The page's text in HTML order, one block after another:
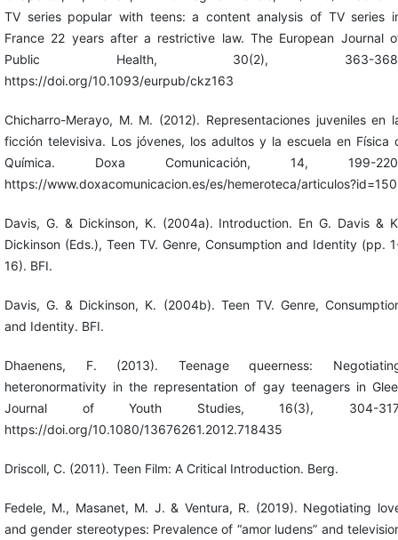
TV series popular with teens: a content analysis of TV series
France 22 years after a restrictive law. The European Journal
Public Health, 30(2), 363-
https://doi.org/10.1093/eurpub/ckz163
Chicharro-Merayo, M. M. (2012). Representaciones juveniles en
ficción televisiva. Los jóvenes, los adultos y la escuela en Física
Química. Doxa Comunicación, 14, 199-
https://www.doxacomunicacion.es/es/hemeroteca/articulos?id=150
Davis, G. & Dickinson, K. (2004a). Introduction. En G. Davis &
Dickinson (Eds.), Teen TV. Genre, Consumption and Identity (pp.
16). BFI.
Davis, G. & Dickinson, K. (2004b). Teen TV. Genre,
and Identity. BFI.
Dhaenens, F. (2013). Teenage queerness:
heteronormativity in the representation of gay teenagers in
Journal of Youth Studies, 16(3), 304-
https://doi.org/10.1080/13676261.2012.718435
Driscoll, C. (2011). Teen Film: A Critical Introduction. Berg.
Fedele, M., Masanet, M. J. & Ventura, R. (2019). Negotiating
and gender stereotypes: Prevalence of “amor ludens” and